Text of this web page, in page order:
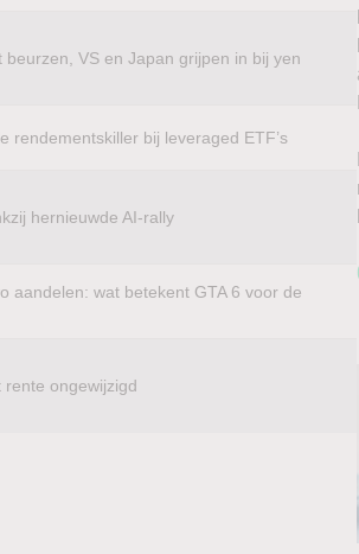
beurzen, VS en Japan grijpen in bij yen
rendementskiller bij leveraged ETF’s
hernieuwde AI-rally
aandelen: wat betekent GTA 6 voor de
ongewijzigd